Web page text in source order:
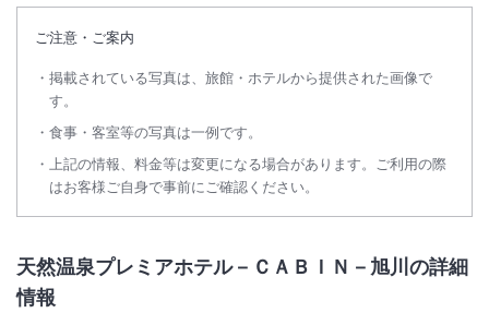
ご注意・ご案内
掲載されている写真は、旅館・ホテルから提供された画像で
す。
食事・客室等の写真は一例です。
上記の情報、料金等は変更になる場合があります。ご利用の際
はお客様ご自身で事前にご確認ください。
天然温泉プレミアホテル－ＣＡＢＩＮ－旭川の詳細
情報